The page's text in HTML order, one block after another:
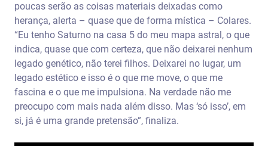
poucas serão as coisas materiais deixadas como
herança, alerta – quase que de forma mística – Colares.
“Eu tenho Saturno na casa 5 do meu mapa astral, o que
indica, quase que com certeza, que não deixarei nenhum
legado genético, não terei filhos. Deixarei no lugar, um
legado estético e isso é o que me move, o que me
fascina e o que me impulsiona. Na verdade não me
preocupo com mais nada além disso. Mas ‘só isso’, em
si, já é uma grande pretensão”, finaliza.